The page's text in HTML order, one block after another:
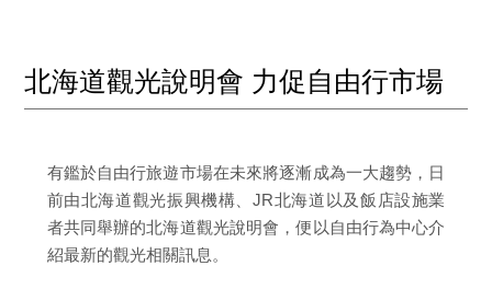
北海道觀光說明會 力促自由行市場
有鑑於自由行旅遊市場在未來將逐漸成為一大趨勢，日
前由北海道觀光振興機構、JR北海道以及飯店設施業
者共同舉辦的北海道觀光說明會，便以自由行為中心介
紹最新的觀光相關訊息。